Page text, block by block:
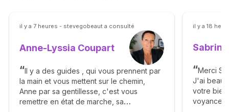
il y a 7 heures - stevegobeaut a consulté
Anne-Lyssia Coupart
Il y a des guides , qui vous prennent par
la main et vous mettent sur le chemin,
Anne par sa gentillesse, c'est vous
remettre en état de marche, sa
il y a 18
Merci
J'ai
votre
voyance.